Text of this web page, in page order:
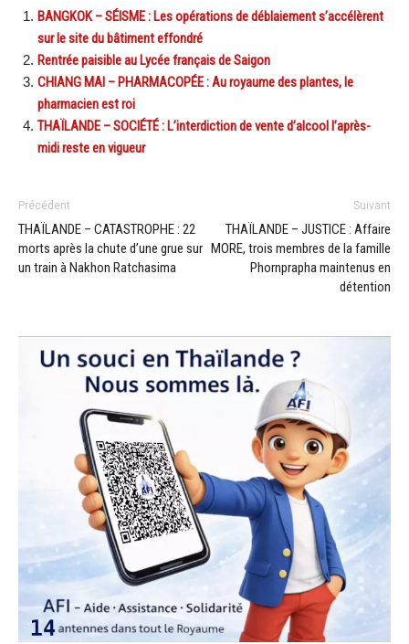
BANGKOK – SÉISME : Les opérations de déblaiement s’accélèrent
sur le site du bâtiment effondré
Rentrée paisible au Lycée français de Saigon
CHIANG MAI – PHARMACOPÉE : Au royaume des plantes, le
pharmacien est roi
THAÏLANDE – SOCIÉTÉ : L’interdiction de vente d’alcool l’après-
midi reste en vigueur
Précédent
THAÏLANDE – CATASTROPHE : 22
morts après la chute d’une grue sur
un train à Nakhon Ratchasima
Suivant
THAÏLANDE – JUSTICE : Affaire
MORE, trois membres de la famille
Phornprapha maintenus en
détention